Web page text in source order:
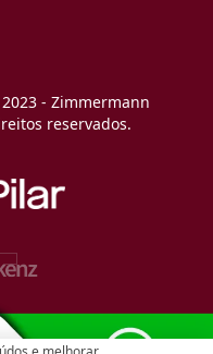
- Zimmermann
reservados.